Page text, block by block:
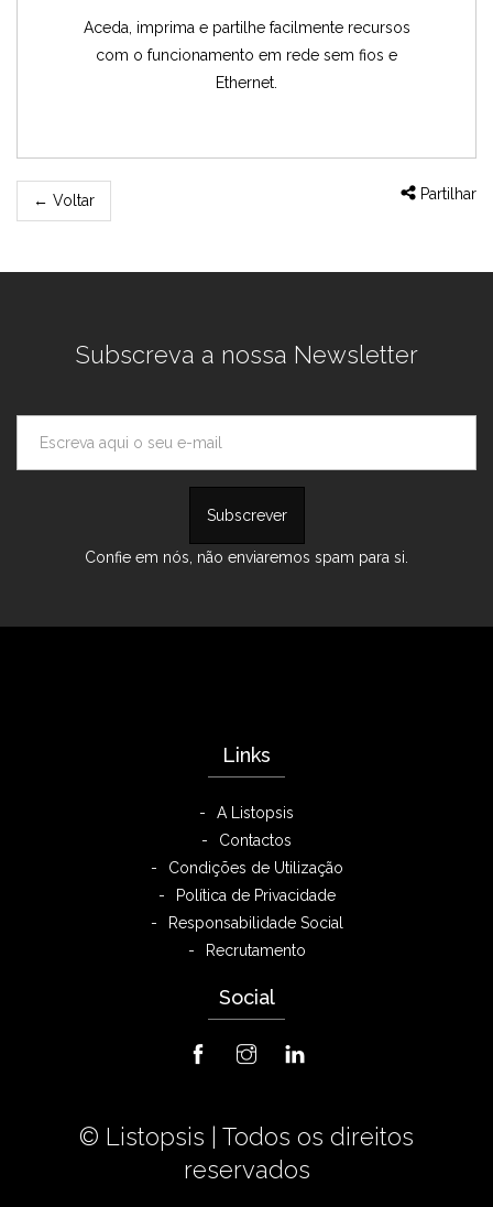
Aceda, imprima e partilhe facilmente recursos
com o funcionamento em rede sem fios e
Ethernet.
← Voltar Partilhar
Subscreva a nossa Newsletter
Confie em nós, não enviaremos spam para si.
Links
A Listopsis
Contactos
Condições de Utilização
Política de Privacidade
Responsabilidade Social
Recrutamento
Social
© Listopsis | Todos os direitos
reservados